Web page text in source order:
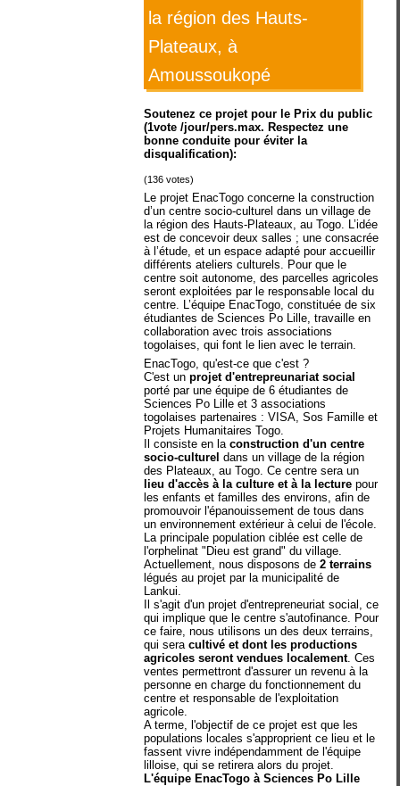
la région des Hauts-
Plateaux, à
Amoussoukopé
Soutenez ce projet pour le Prix du public
(1vote /jour/pers.max. Respectez une
bonne conduite pour éviter la
disqualification):
(136 votes)
Le projet EnacTogo concerne la construction
d’un centre socio-culturel dans un village de
la région des Hauts-Plateaux, au Togo. L’idée
est de concevoir deux salles ; une consacrée
à l’étude, et un espace adapté pour accueillir
différents ateliers culturels. Pour que le
centre soit autonome, des parcelles agricoles
seront exploitées par le responsable local du
centre. L’équipe EnacTogo, constituée de six
étudiantes de Sciences Po Lille, travaille en
collaboration avec trois associations
togolaises, qui font le lien avec le terrain.
EnacTogo, qu'est-ce que c'est ?
C'est unprojet d'entrepreunariat social
porté par une équipe de 6 étudiantes de
Sciences Po Lille et 3 associations
togolaises partenaires : VISA, Sos Famille et
Projets Humanitaires Togo.
Il consiste en laconstruction d'un centre
socio-culturel dans un village de la région
des Plateaux, au Togo. Ce centre sera un
lieu d'accès à la culture et à la lecture pour
les enfants et familles des environs, afin de
promouvoir l'épanouissement de tous dans
un environnement extérieur à celui de l'école.
La principale population ciblée est celle de
l'orphelinat "Dieu est grand" du village.
Actuellement, nous disposons de2 terrains
légués au projet par la municipalité de
Lankui.
Il s'agit d'un projet d'entrepreneuriat social, ce
qui implique que le centre s'autofinance. Pour
ce faire, nous utilisons un des deux terrains,
qui seracultivé et dont les productions
agricoles seront vendues localement. Ces
ventes permettront d'assurer un revenu à la
personne en charge du fonctionnement du
centre et responsable de l'exploitation
agricole.
A terme, l'objectif de ce projet est que les
populations locales s'approprient ce lieu et le
fassent vivre indépendamment de l'équipe
lilloise, qui se retirera alors du projet.
L'équipe EnacTogo à Sciences Po Lille